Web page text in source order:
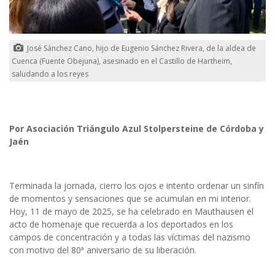
José Sánchez Cano, hijo de Eugenio Sánchez Rivera, de la aldea de
Cuenca (Fuente Obejuna), asesinado en el Castillo de Hartheim,
saludando a los reyes
Por Asociación Triángulo Azul Stolpersteine de Córdoba y
Jaén
Terminada la jornada, cierro los ojos e intento ordenar un sinfín
de momentos y sensaciones que se acumulan en mi interior.
Hoy, 11 de mayo de 2025, se ha celebrado en Mauthausen el
acto de homenaje que recuerda a los deportados en los
campos de concentración y a todas las víctimas del nazismo
con motivo del 80ª aniversario de su liberación.